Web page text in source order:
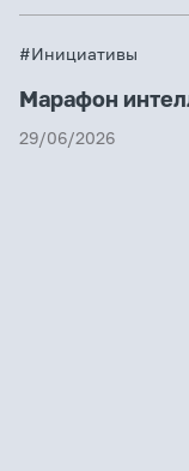
#Инициативы
Марафон
29/06/2026